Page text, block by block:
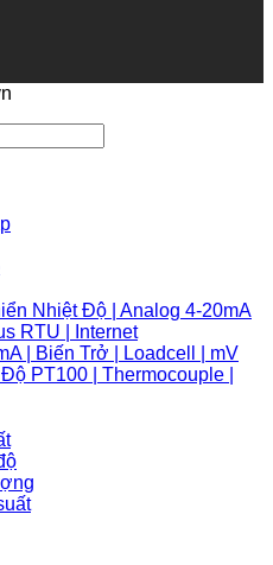
Nhiệt Độ | Analog 4-20mA
RTU | Internet
| Biến Trở | Loadcell | mV
PT100 | Thermocouple |